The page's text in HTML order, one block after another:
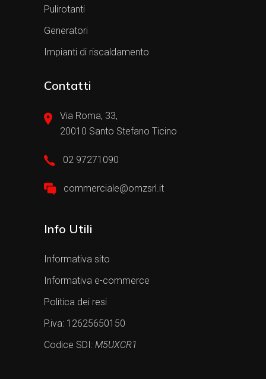
Pulirotanti
Generatori
Impianti di riscaldamento
Contatti
Via Roma, 33,
20010 Santo Stefano Ticino
02 97271090
commerciale@omzsrl.it
Info Utili
Informativa sito
Informativa e-commerce
Politica dei resi
P.iva: 12625650150
Codice SDI: M5UXCR1